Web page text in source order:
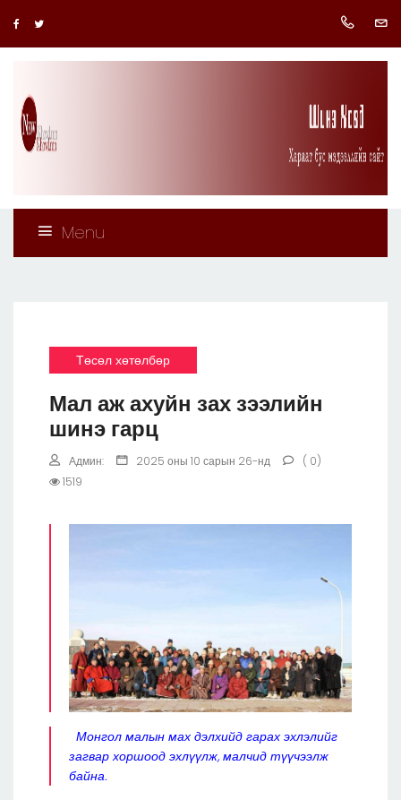
Menu
Төсөл хөтөлбөр
Мал аж ахуйн зах зээлийн
шинэ гарц
Админ: 2025 оны 10 сарын 26-нд
( 0)
1519
Монгол малын мах дэлхийд гарах эхлэлийг
загвар хоршоод эхлүүлж, малчид түүчээлж
байна.